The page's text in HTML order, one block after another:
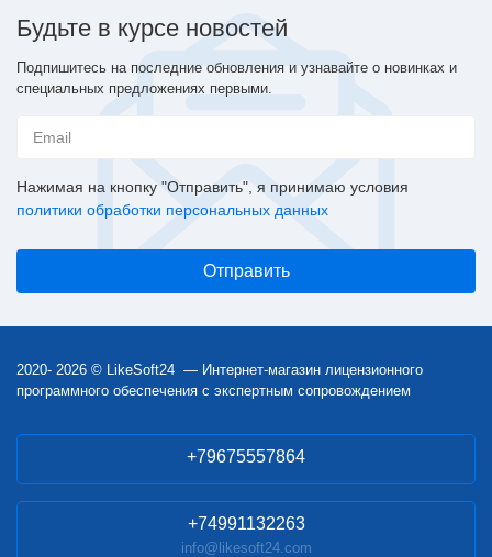
Будьте в курсе новостей
Подпишитесь на последние обновления и узнавайте о новинках и
специальных предложениях первыми.
Нажимая на кнопку "Отправить", я принимаю условия
политики обработки персональных данных
2020- 2026 © LikeSoft24 — Интернет-магазин лицензионного
программного обеспечения с экспертным сопровождением
+79675557864
+74991132263
info@likesoft24.com